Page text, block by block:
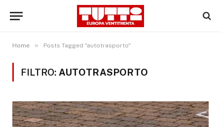
Home » Posts Tagged "autotrasporto"
FILTRO: AUTOTRASPORTO